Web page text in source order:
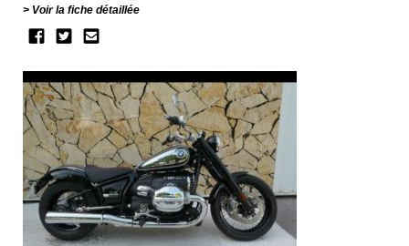
Voir la fiche détaillée